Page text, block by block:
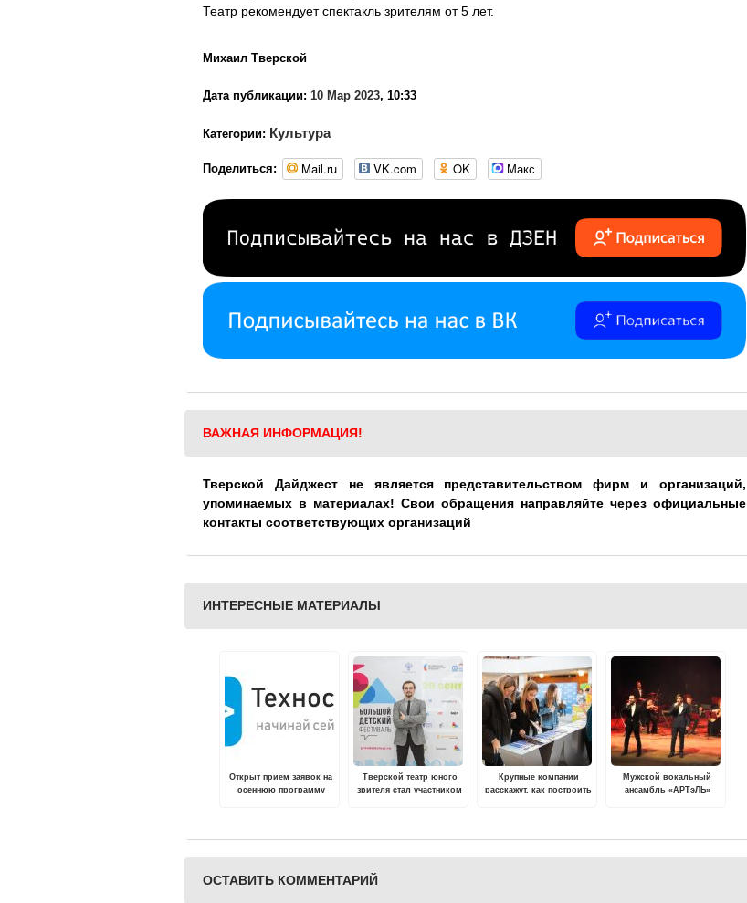
Театр рекомендует спектакль зрителям от 5 лет.
Михаил Тверской
Дата публикации: 10 Мар 2023, 10:33
Категории: Культура
Поделиться: Mail.ru VK.com OK Макс
ВАЖНАЯ ИНФОРМАЦИЯ!
Тверской Дайджест не является представительством фирм и организаций,
упоминаемых в материалах! Свои обращения направляйте через официальные
контакты соответствующих организаций
ИНТЕРЕСНЫЕ МАТЕРИАЛЫ
Открыт прием заявок на
осеннюю программу
Тверской театр юного
зрителя стал участником
Крупные компании
расскажут, как построить
профессий
Мужской вокальный
ансамбль «АРТэЛЬ»
ОСТАВИТЬ КОММЕНТАРИЙ